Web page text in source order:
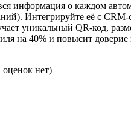
информация о каждом
Интегрируйте её с
уникальный QR-код,
на 40% и повысит доверие
оценок нет)